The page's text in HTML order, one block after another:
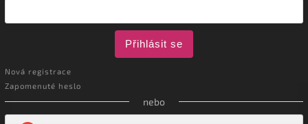
Přihlásit se
Nová registrace
Zapomenuté heslo
nebo